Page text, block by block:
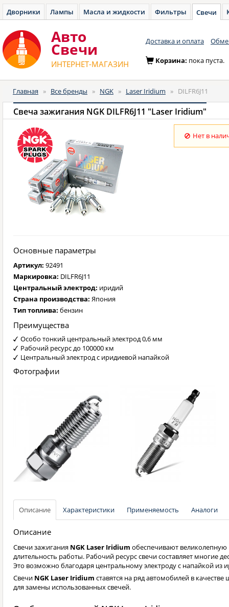
Дворники Лампы Масла и жидкости Фильтры Свечи
Авто
Cвечи
ИНТЕРНЕТ-МАГАЗИН
Доставка и оплата
Корзина: пока пуста.
Главная » Все бренды » NGK » Laser Iridium » DILFR6J11
Свеча зажигания NGK DILFR6J11 "Laser Iridium"
Нет в
Основные параметры
Артикул: 92491
Маркировка: DILFR6J11
Центральный электрод: иридий
Страна производства: Япония
Тип топлива: бензин
Преимущества
Особо тонкий центральный электрод 0,6 мм
Рабочий ресурс до 100000 км
Центральный электрод с иридиевой напайкой
Фотографии
Описание Характеристики Применяемость Аналоги
Описание
Свечи зажигания NGK Laser Iridium обеспечивают
длительность работы. Рабочий ресурс свечи составляет многие
Это возможно благодаря центральному электроду с напайкой из
Свечи NGK Laser Iridium ставятся на ряд автомобилей в
для замены использованных свечей.